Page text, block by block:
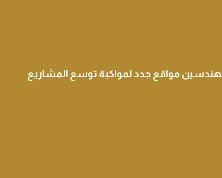
مواقع جدد لمواكبة توسع المشاريع